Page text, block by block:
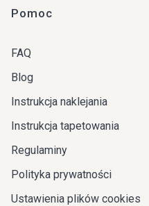
Linki w stopce
Pomoc
FAQ
Blog
Instrukcja naklejania
Instrukcja tapetowania
Regulaminy
Polityka prywatności
Ustawienia plików cookies